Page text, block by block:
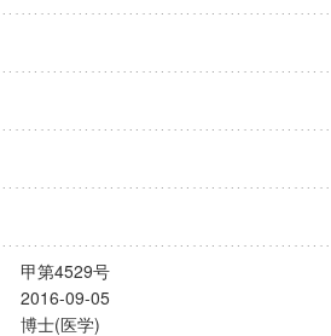
甲第4529号
2016-09-05
博士(医学)